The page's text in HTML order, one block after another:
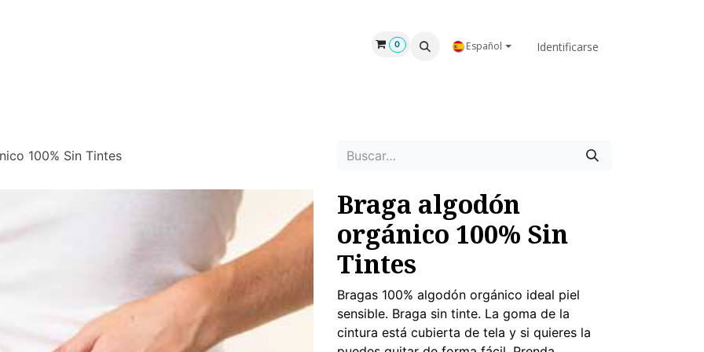
NOSOTROS
0 Español Identificarse
100% Sin Tintes
Braga algodón
orgánico 100% Sin
Tintes
Bragas 100% algodón orgánico ideal piel
sensible. Braga sin tinte. La goma de la
cintura está cubierta de tela y si quieres la